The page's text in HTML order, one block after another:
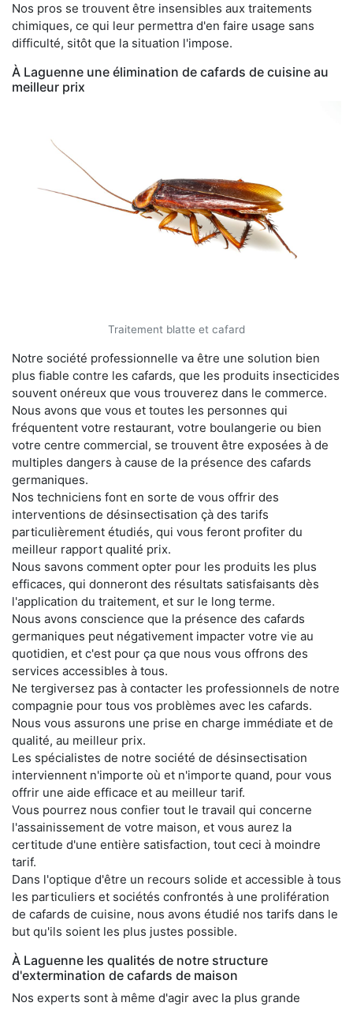
Nos pros se trouvent être insensibles aux traitements
chimiques, ce qui leur permettra d'en faire usage sans
difficulté, sitôt que la situation l'impose.
À Laguenne une élimination de cafards de cuisine au
meilleur prix
Traitement blatte et cafard
Notre société professionnelle va être une solution bien
plus fiable contre les cafards, que les produits insecticides
souvent onéreux que vous trouverez dans le commerce.
Nous avons que vous et toutes les personnes qui
fréquentent votre restaurant, votre boulangerie ou bien
votre centre commercial, se trouvent être exposées à de
multiples dangers à cause de la présence des cafards
germaniques.
Nos techniciens font en sorte de vous offrir des
interventions de désinsectisation çà des tarifs
particulièrement étudiés, qui vous feront profiter du
meilleur rapport qualité prix.
Nous savons comment opter pour les produits les plus
efficaces, qui donneront des résultats satisfaisants dès
l'application du traitement, et sur le long terme.
Nous avons conscience que la présence des cafards
germaniques peut négativement impacter votre vie au
quotidien, et c'est pour ça que nous vous offrons des
services accessibles à tous.
Ne tergiversez pas à contacter les professionnels de notre
compagnie pour tous vos problèmes avec les cafards.
Nous vous assurons une prise en charge immédiate et de
qualité, au meilleur prix.
Les spécialistes de notre société de désinsectisation
interviennent n'importe où et n'importe quand, pour vous
offrir une aide efficace et au meilleur tarif.
Vous pourrez nous confier tout le travail qui concerne
l'assainissement de votre maison, et vous aurez la
certitude d'une entière satisfaction, tout ceci à moindre
tarif.
Dans l'optique d'être un recours solide et accessible à tous
les particuliers et sociétés confrontés à une prolifération
de cafards de cuisine, nous avons étudié nos tarifs dans le
but qu'ils soient les plus justes possible.
À Laguenne les qualités de notre structure
d'extermination de cafards de maison
Nos experts sont à même d'agir avec la plus grande